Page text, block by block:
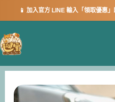
📱 加入官方 LINE 輸入「領取優惠」